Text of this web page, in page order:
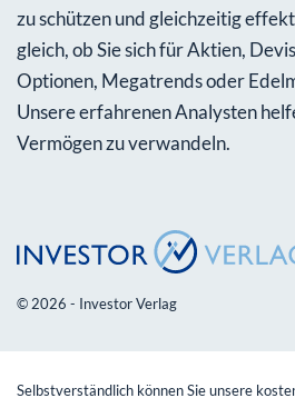
zu schützen und gleichzeitig
gleich, ob Sie sich für Aktien,
Optionen, Megatrends oder
Unsere erfahrenen Analysten
Vermögen zu verwandeln.
© 2026 - Investor Verlag
Selbstverständlich können Sie unsere